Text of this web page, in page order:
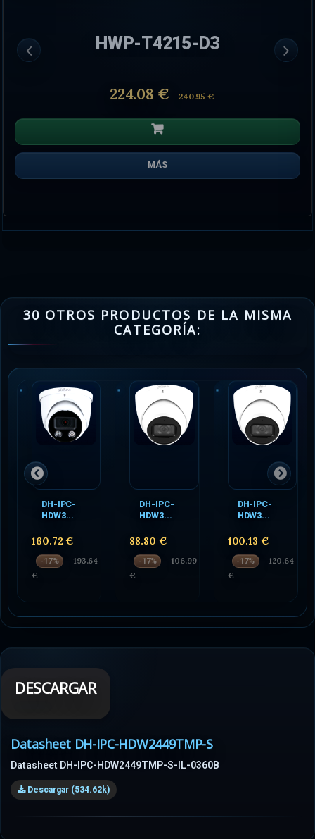
HWP-T4215-D3
224.08 € 240.95 €
MÁS
30 OTROS PRODUCTOS DE LA MISMA
CATEGORÍA:
DH-IPC-
HDW3...
160.72 €
-17%
193.64
€
DH-IPC-
HDW3...
88.80 €
-17%
106.99
€
DH-IPC-
HDW3...
100.13 €
-17%
120.64
€
DESCARGAR
Datasheet DH-IPC-HDW2449TMP-S
Datasheet DH-IPC-HDW2449TMP-S-IL-0360B
Descargar (534.62k)